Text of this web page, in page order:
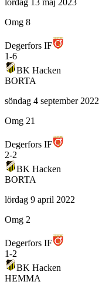
Omg 8
Degerfors IF
1-6
BK Hacken
BORTA
söndag 4 september 2022
Omg 21
Degerfors IF
2-2
BK Hacken
BORTA
lördag 9 april 2022
Omg 2
Degerfors IF
1-2
BK Hacken
HEMMA